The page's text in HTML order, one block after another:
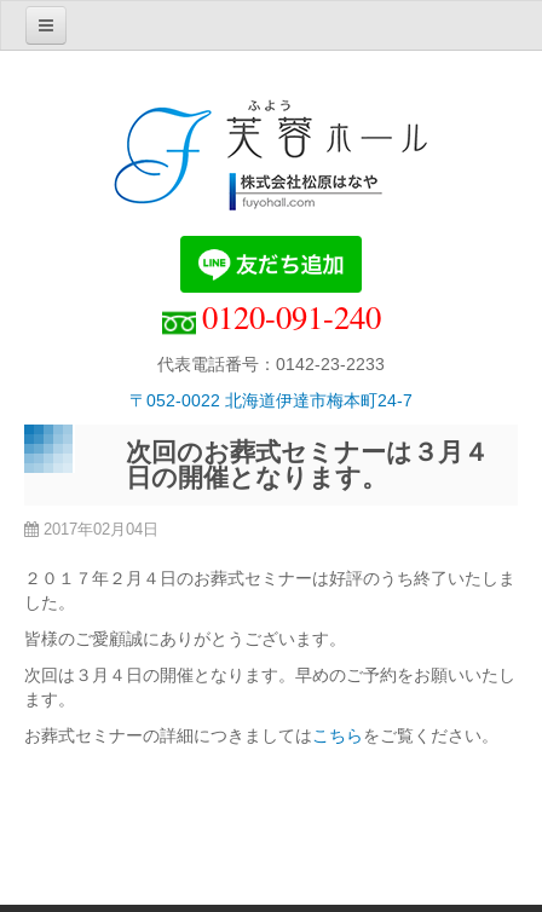
0120-091-240
代表電話番号：0142-23-2233
〒052-0022 北海道伊達市梅本町24-7
芙蓉ホール紹介
芙蓉ホールの理念・概要
芙蓉ホールでの葬儀
芙蓉ホール別館・胡蝶
２階・中規模葬用ホール
お知らせ
葬儀について
葬儀セミナーご案内
取扱商品
供物
スタンド花
灯籠
次回のお葬式セミナーは３月４
日の開催となります。
2017年02月04日
２０１７年２月４日のお葬式セミナーは好評のうち終了いたしま
した。
皆様のご愛顧誠にありがとうございます。
次回は３月４日の開催となります。早めのご予約をお願いいたし
ます。
お葬式セミナーの詳細につきましてはこちらをご覧ください。